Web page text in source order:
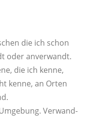
die ich schon
oder anver­wandt.
die ich ken­ne,
ken­ne, an Orten
Ver­wand­